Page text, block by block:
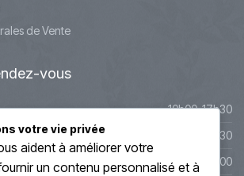
de Vente
vous
10h00-17h30
10h00-17h30
9h45-20h00
votre vie privée
aident à améliorer votre
un contenu personnalisé et à